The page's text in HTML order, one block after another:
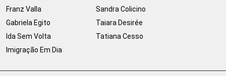
Franz Valla
Gabriela Egito
Ida Sem Volta
Imigração Em Dia
Sandra Colicino
Taiara Desirée
Tatiana Cesso